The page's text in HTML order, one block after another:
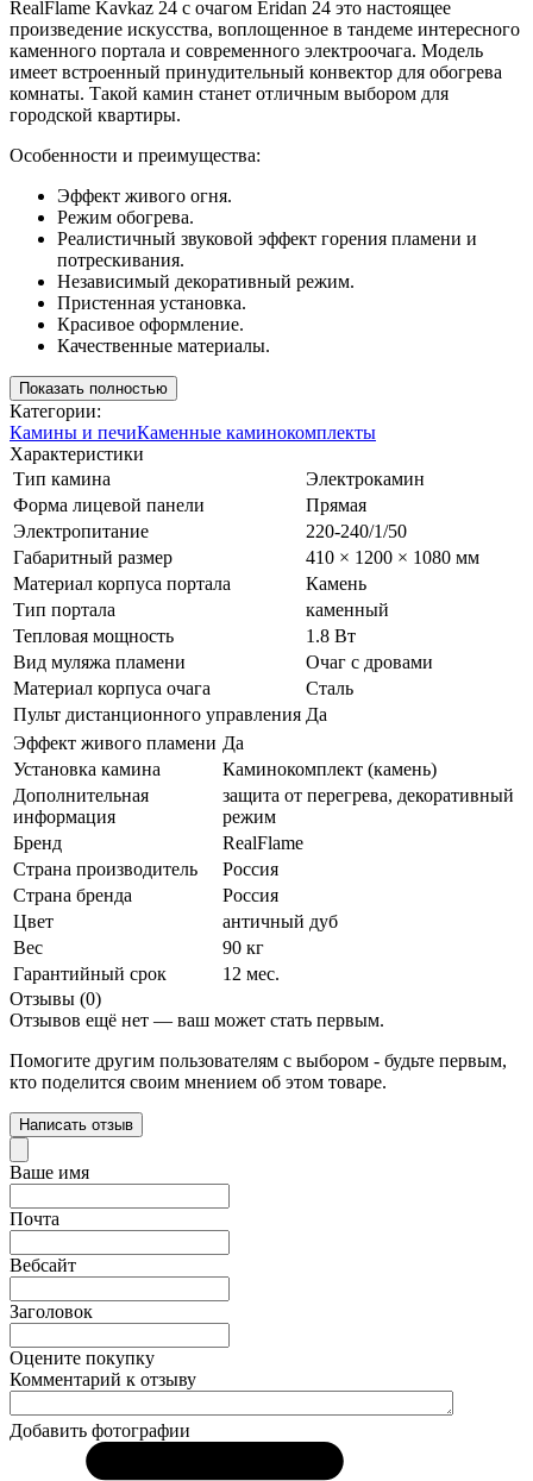
RealFlame Kavkaz 24 с очагом Eridan 24 это настоящее
произведение искусства, воплощенное в тандеме интересного
каменного портала и современного электроочага. Модель
имеет встроенный принудительный конвектор для обогрева
комнаты. Такой камин станет отличным выбором для
городской квартиры.
Особенности и преимущества:
Эффект живого огня.
Режим обогрева.
Реалистичный звуковой эффект горения пламени и
потрескивания.
Независимый декоративный режим.
Пристенная установка.
Красивое оформление.
Качественные материалы.
Показать полностью
Категории:
Камины и печиКаменные каминокомплекты
Характеристики
Тип камина
Электрокамин
Форма лицевой панели
Прямая
Электропитание
220-240/1/50
Габаритный размер
410 × 1200 × 1080 мм
Материал корпуса портала
Камень
Тип портала
каменный
Тепловая мощность
1.8 Вт
Вид муляжа пламени
Очаг с дровами
Материал корпуса очага
Сталь
Пульт дистанционного управления Да
Эффект живого пламени Да
Установка камина
Каминокомплект (камень)
Дополнительная
информация
защита от перегрева, декоративный
режим
Бренд
RealFlame
Страна производитель
Россия
Страна бренда
Россия
Цвет
античный дуб
Вес
90 кг
Гарантийный срок
12 мес.
Отзывы (0)
Отзывов ещё нет — ваш может стать первым.
Помогите другим пользователям с выбором - будьте первым,
кто поделится своим мнением об этом товаре.
Написать отзыв
Ваше имя
Почта
Вебсайт
Заголовок
Оцените покупку
Комментарий к отзыву
Добавить фотографии